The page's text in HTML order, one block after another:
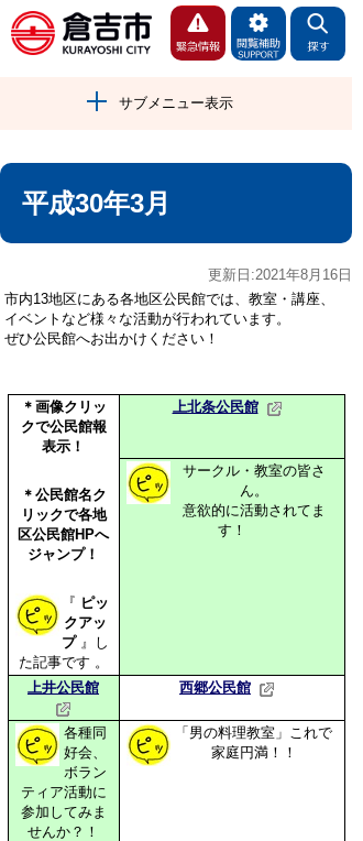
サブメニュー表示
平成30年3月
更新日:2021年8月16日
市内13地区にある各地区公民館では、教室・講座、
イベントなど様々な活動が行われています。
ぜひ公民館へお出かけください！
＊画像クリッ
クで公民館報
表示！
＊公民館名ク
リックで各地
区公民館HPへ
ジャンプ！
『 ピッ
クアッ
プ 』し
た記事です 。
上北条公民館
サークル・教室の皆さ
ん。
意欲的に活動されてま
す！
上井公民館 西郷公民館
各種同
好会、
ボラン
ティア活動に
参加してみま
せんか？！
「男の料理教室」これで
家庭円満！！